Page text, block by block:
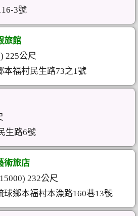
3號
旅館
225公尺
本福村民生路73之1號
生路6號
術旅店
232公尺
球鄉本福村本漁路160巷13號